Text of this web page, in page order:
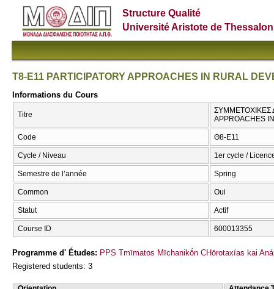
Structure Qualité
Université Aristote de
T8-E11 PARTICIPATORY APPROACHES IN RURAL
Informations du Cours
Titre
ΣΥΜΜΕΤΟΧΙΚΕΣ
APPROACHES
Code Θ8-Ε11
Cycle / Niveau 1er cycle /
Semestre de l’année Spring
Common Oui
Statut Actif
Course ID 600013355
Programme d' Études: PPS Tmīmatos Mīchanikṓn CΗōrotaxías kai
Registered students: 3